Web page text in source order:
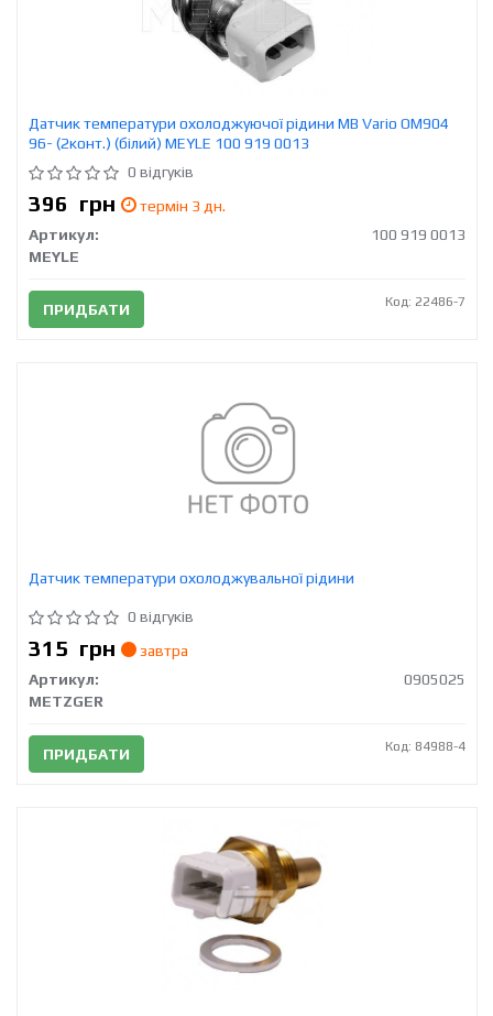
Датчик температури охолоджуючої рідини MB Vario OM904
96- (2конт.) (білий) MEYLE 100 919 0013
0 відгуків
396 грн
термін 3 дн.
Артикул:
100 919 0013
MEYLE
ПРИДБАТИ Код: 22486-7
Датчик температури охолоджувальної рідини
0 відгуків
315 грн
завтра
Артикул:
0905025
METZGER
ПРИДБАТИ Код: 84988-4